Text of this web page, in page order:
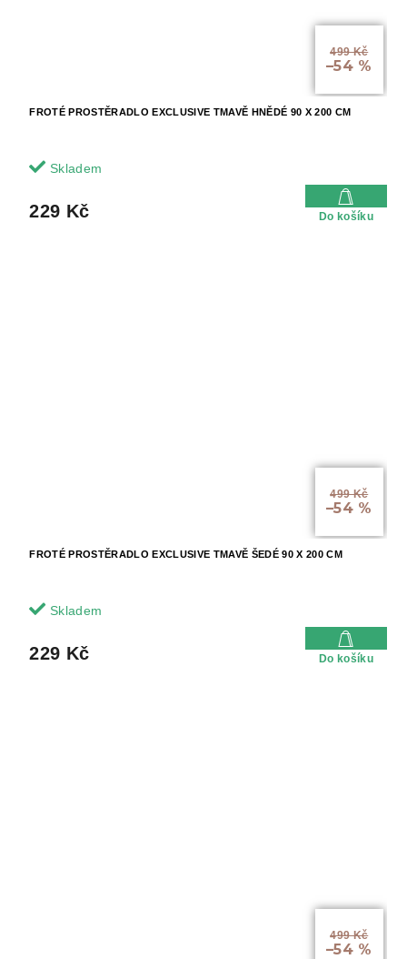
499 Kč
–54 %
FROTÉ PROSTĚRADLO EXCLUSIVE TMAVĚ HNĚDÉ 90 X 200 CM
Skladem
229 Kč Do košíku
499 Kč
–54 %
FROTÉ PROSTĚRADLO EXCLUSIVE TMAVĚ ŠEDÉ 90 X 200 CM
Skladem
229 Kč Do košíku
499 Kč
–54 %